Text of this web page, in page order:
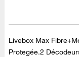
Livebox Max
Protegée.2